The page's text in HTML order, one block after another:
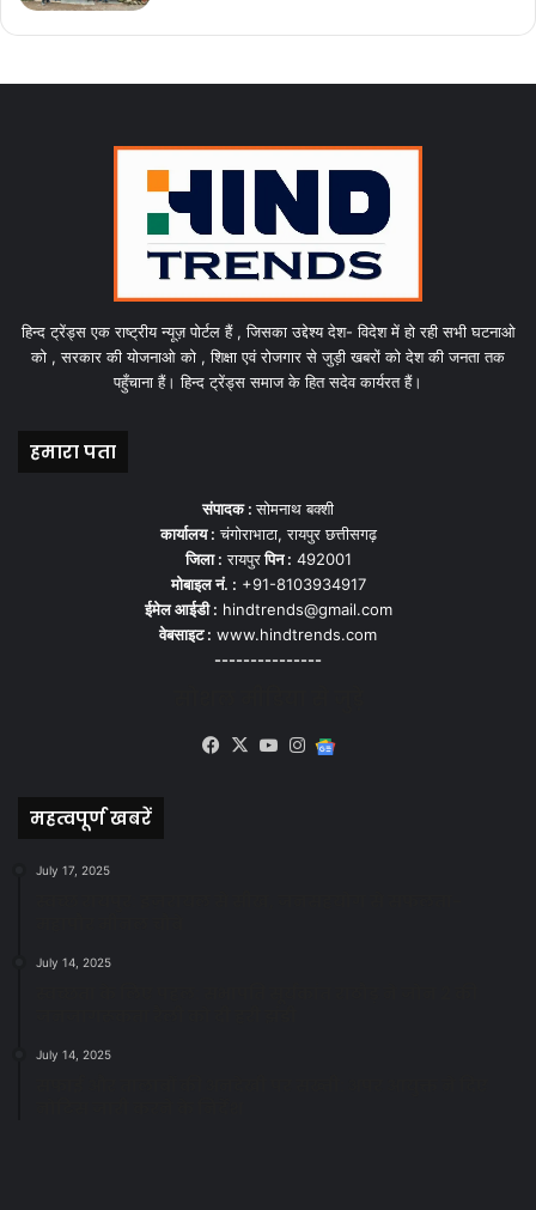
हिन्द ट्रेंड्स एक राष्ट्रीय न्यूज़ पोर्टल हैं , जिसका उद्देश्य देश- विदेश में हो रही सभी घटनाओ
को , सरकार की योजनाओ को , शिक्षा एवं रोजगार से जुड़ी खबरों को देश की जनता तक
पहुँचाना हैं। हिन्द ट्रेंड्स समाज के हित सदेव कार्यरत हैं।
हमारा पता
संपादक :सोमनाथ बक्शी
कार्यालय : चंगोराभाटा, रायपुर छत्तीसगढ़
जिला : रायपुरपिन : 492001
मोबाइल नं. : +91-8103934917
ईमेल आईडी : hindtrends@gmail.com
वेबसाइट : www.hindtrends.com
---------------
Facebook
X YouTubeInstagram
महत्वपूर्ण खबरें
July 17, 2025
July 14, 2025
July 14, 2025